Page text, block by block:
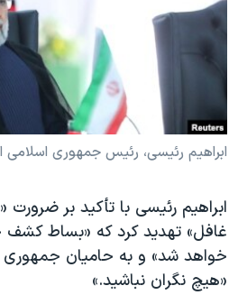
فرهنگ و زندگی
حقوق شهروندی
علم و فناوری
اسرائیل در جنگ
آرشیو پخش زنده
مستندها
انتخابات ریاست جمهوری آمریکا ۲۰۲۴
حمله جمهوری اسلامی به اسرائیل
رمز مهسا
ورزش زنان در ایران
مجموعه مستندهای دادخواهی
تریبونال مردمی آبان ۹۸
دادگاه حمید نوری
دنبال کنید
زبانهای مختلف
ابراهیم رئیسی، رئیس جمهوری اسلامی
ابراهیم رئیسی با تأکید بر ضرورت
غافل» تهدید کرد که «بساط
خواهد شد» و به حامیان جمهوری
«هیچ نگران نباشید.»